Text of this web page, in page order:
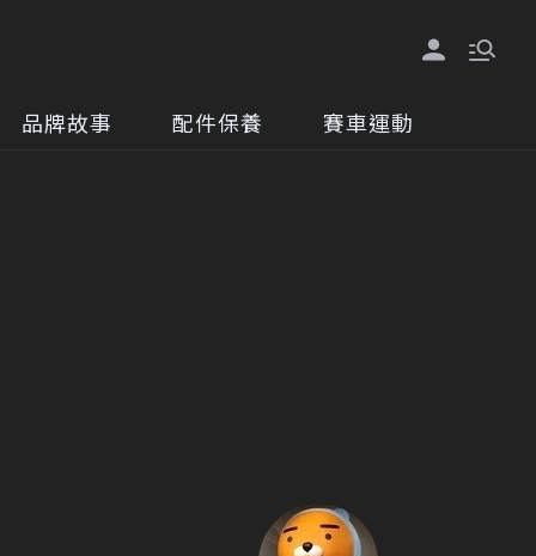
品牌故事 配件保養 賽車運動